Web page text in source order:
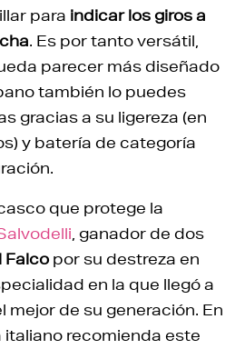
para indicar los giros a
. Es por tanto versátil,
parecer más diseñado
también lo puedes
gracias a su ligereza (en
y batería de categoría
que protege la
, ganador de dos
Falco por su destreza en
en la que llegó a
mejor de su generación. En
italiano recomienda este